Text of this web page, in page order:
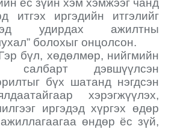
ёс зүйн хэм хэмжээг чанд
итгэх иргэдийн итгэлийг
удирдах ажилтны
болохыг онцолсон.
эр бүл, хөдөлмөр, нийгмийн
салбарт дэвшүүлсэн
бүх шатанд нэгдсэн
хэрэгжүүлэх,
иргэдэд хүргэх өдөр
өндөр ёс зүй,